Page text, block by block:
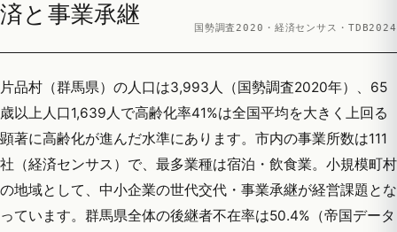
済と事業承継
国勢調査2020・経済センサス・TDB2024
片品村（群馬県）の人口は3,993人（国勢調査2020年）、65
歳以上人口1,639人で高齢化率41%は全国平均を大きく上回る
顕著に高齢化が進んだ水準にあります。市内の事業所数は111
社（経済センサス）で、最多業種は宿泊・飲食業。小規模町村
の地域として、中小企業の世代交代・事業承継が経営課題とな
っています。群馬県全体の後継者不在率は50.4%（帝国データ